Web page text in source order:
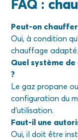
FAQ :
Peut-on
Oui, à condition
chauffage adapté.
Quel système
?
Le gaz propane
configuration du
d’utilisation.
Faut-il une
Oui, il doit être